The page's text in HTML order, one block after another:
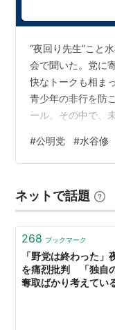
“夜回り先生”こと
会で聞いた。党に
快なトークも相ま
青少年の非行を防
ール。その中で、
熱弁する場面も印
国がある」。どん
一人でもいたら「
困り果て、泣いて
し、幸せにするた
#公明党 #水谷修
ネットで話題
268 ブックマーク
「野党は終わった」
を痛烈批判 「独自
奪取ばかり考えてい